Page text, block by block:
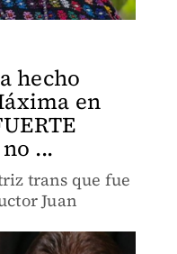
hecho
en
...
trans que fue
Juan